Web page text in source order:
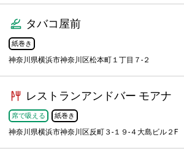
タバコ屋前
紙巻き
神奈川県横浜市神奈川区松本町１丁目７-２
レストランアンドバー モアナ
席で吸える 紙巻き
神奈川県横浜市神奈川区反町３-１９-４大島ビル２F